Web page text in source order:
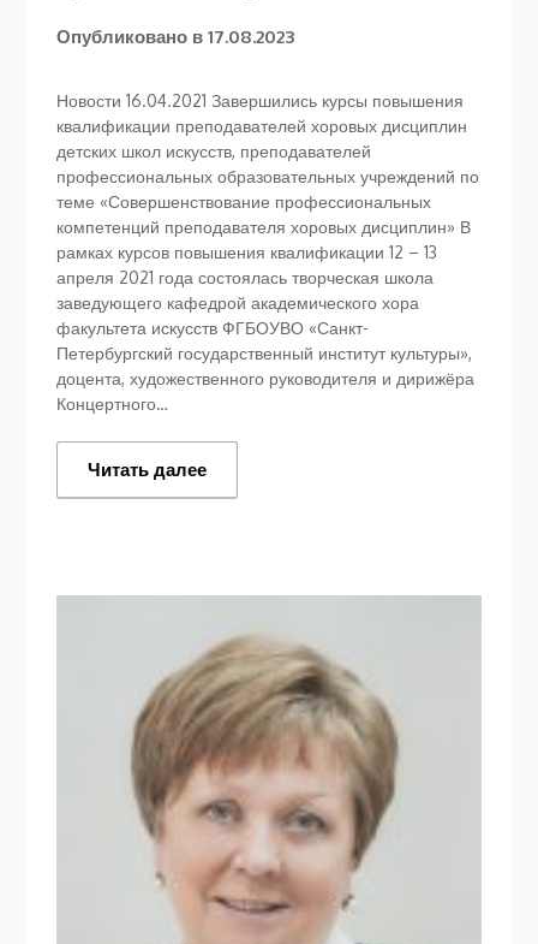
Опубликовано в17.08.2023
Новости 16.04.2021 Завершились курсы повышения
квалификации преподавателей хоровых дисциплин
детских школ искусств, преподавателей
профессиональных образовательных учреждений по
теме «Совершенствование профессиональных
компетенций преподавателя хоровых дисциплин» В
рамках курсов повышения квалификации 12 – 13
апреля 2021 года состоялась творческая школа
заведующего кафедрой академического хора
факультета искусств ФГБОУВО «Санкт-
Петербургский государственный институт культуры»,
доцента, художественного руководителя и дирижёра
Концертного…
Читать далее